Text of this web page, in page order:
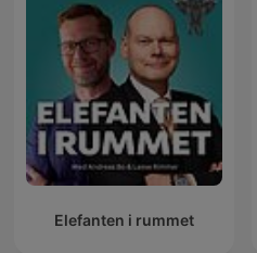
Elefanten i rummet